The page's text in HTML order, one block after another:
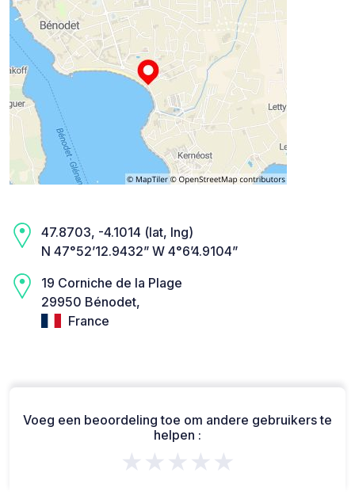
47.8703, -4.1014 (lat, lng)
N 47°52’12.9432” W 4°6’4.9104”
19 Corniche de la Plage
29950 Bénodet,
France
Voeg een beoordeling toe om andere gebruikers te
helpen :
★★★★★